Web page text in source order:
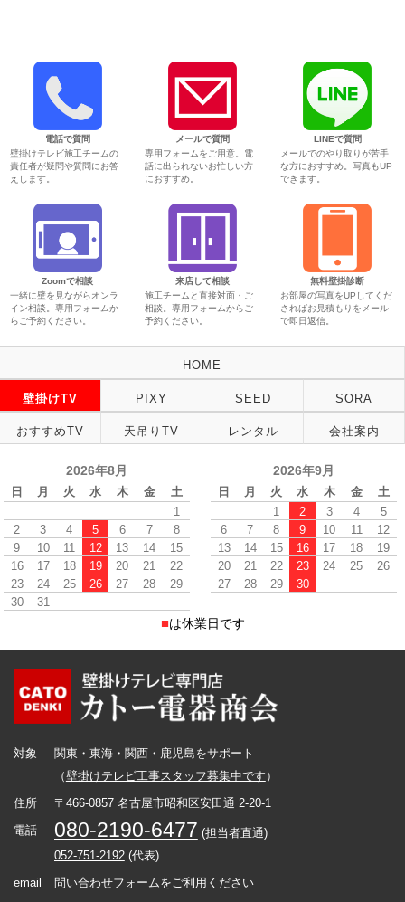
電話で質問
壁掛けテレビ施工チームの
責任者が疑問や質問にお答
えします。
メールで質問
専用フォームをご用意。電
話に出られないお忙しい方
におすすめ。
LINEで質問
メールでのやり取りが苦手
な方におすすめ。写真もUP
できます。
Zoomで相談
一緒に壁を見ながらオンラ
イン相談。専用フォームか
らご予約ください。
来店して相談
施工チームと直接対面・ご
相談。専用フォームからご
予約ください。
無料壁掛診断
お部屋の写真をUPしてくだ
さればお見積もりをメール
で即日返信。
HOME
壁掛けTV PIXY SEED SORA
おすすめTV 天吊りTV レンタル 会社案内
2026年8月
日 月 火 水 木 金
土
1
2
3 4 5 6 7
8
9
10 11 12 13 14
15
16
17 18 19 20 21
22
23
24 25 26 27 28
29
30
31
2026年9月
日 月 火 水 木 金
土
1
2 3 4
5
6
7 8 9 10 11
12
13
14 15 16 17 18
19
20
21 22 23 24 25
26
27
28 29 30
■は休業日です
対象
関東・東海・関西・鹿児島をサポート
（壁掛けテレビ工事スタッフ募集中です ）
住所
〒466-0857 名古屋市昭和区安田通 2-20-1
電話
080-2190-6477 (担当者直通)
052-751-2192(代表)
email
問い合わせフォームをご利用ください